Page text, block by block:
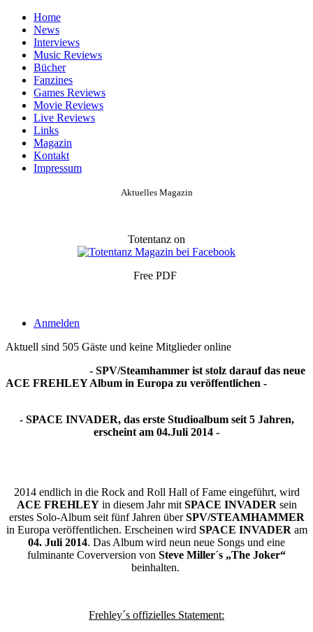
Home
News
Interviews
Music Reviews
Bücher
Fanzines
Games Reviews
Movie Reviews
Live Reviews
Links
Magazin
Kontakt
Impressum
Aktuelles Magazin
Totentanz on
Free PDF
Anmelden
Aktuell sind 505 Gäste und keine Mitglieder online
- SPV/Steamhammer ist stolz darauf das neue
ACE FREHLEY Album in Europa zu veröffentlichen -
- SPACE INVADER, das erste Studioalbum seit 5 Jahren,
erscheint am 04.Juli 2014 -
2014 endlich in die Rock and Roll Hall of Fame eingeführt, wird
ACE FREHLEYin diesem Jahr mit SPACE INVADER sein
erstes Solo-Album seit fünf Jahren überSPV/STEAMHAMMER
in Europa veröffentlichen. Erscheinen wird SPACE INVADER am
04. Juli 2014. Das Album wird neun neue Songs und eine
fulminante Coverversion von Steve Miller´s „The Joker“
beinhalten.
Frehley´s offizielles Statement: